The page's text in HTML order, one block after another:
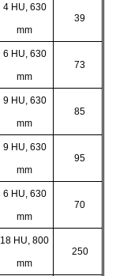
4 HU, 630
mm
39
6 HU, 630
mm
73
9 HU, 630
mm
85
9 HU, 630
mm
95
6 HU, 630
mm
70
18 HU, 800
mm
250